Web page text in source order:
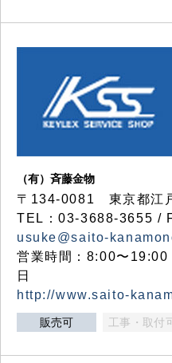
（有）斉藤金物
〒134-0081 東京都江
TEL：03-3688-3655 /
usuke@saito-
営業時間：8:00〜19:00
日
http://www.saito-
販売可 工事・取付